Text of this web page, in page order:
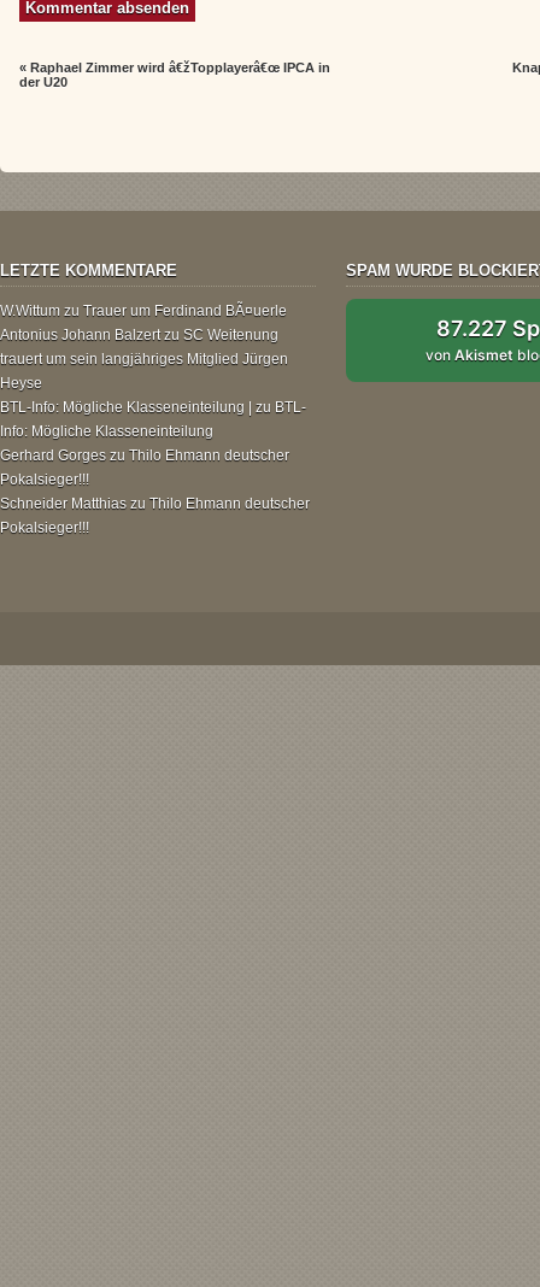
«Raphael Zimmer wird â€žTopplayerâ€œ IPCA in
der U20
LETZTE KOMMENTARE
W.Wittum zu Trauer um Ferdinand BÃ¤uerle
Antonius Johann Balzertzu SC Weitenung
trauert um sein langjähriges Mitglied Jürgen
Heyse
BTL-Info: Mögliche Klasseneinteilung | zu BTL-
Info: Mögliche Klasseneinteilung
Gerhard Gorges zu Thilo Ehmann deutscher
Pokalsieger!!!
Schneider Matthias zu Thilo Ehmann deutscher
Pokalsieger!!!
SPAM WURDE
87.227
vonAkismet